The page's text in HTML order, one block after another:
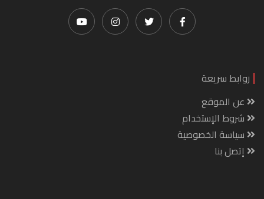
روابط سريعة
عن الموقع
شروط الإستخدام
سياسة الخصوصية
إتصل بنا